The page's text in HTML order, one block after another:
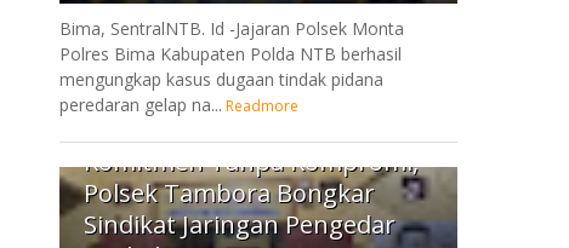
Bima, SentralNTB. Id -Jajaran Polsek Monta
Polres Bima Kabupaten Polda NTB berhasil
mengungkap kasus dugaan tindak pidana
peredaran gelap na... Readmore
3
Komitmen Tanpa Kompromi,
Polsek Tambora Bongkar
Sindikat Jaringan Pengedar